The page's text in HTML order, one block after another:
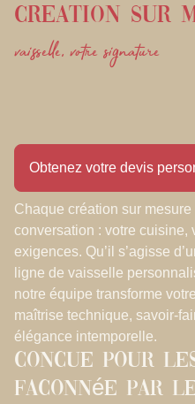
Creation sur
vaisselle, votre signature
Obtenez votre devis
Chaque création sur
conversation : votre cuisine,
exigences. Qu’il s’agisse
ligne de vaisselle
notre équipe transforme
maîtrise technique, savoir-
élégance intemporelle.
Concue pour
Faconnée par